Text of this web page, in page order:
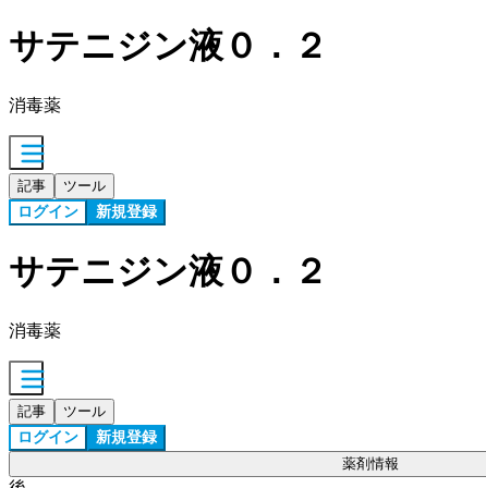
サテニジン液０．２
消毒薬
記事 ツール
ログイン 新規登録
サテニジン液０．２
消毒薬
記事 ツール
ログイン 新規登録
薬剤情報